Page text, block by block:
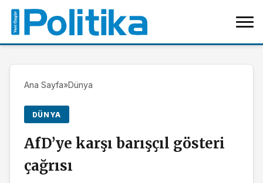
Ana Sayfa»Dünya
DÜNYA
AfD’ye karşı barışçıl gösteri
çağrısı